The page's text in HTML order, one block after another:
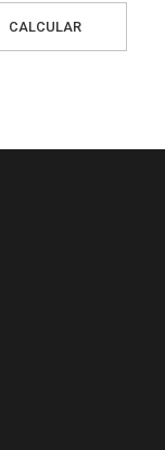
CALCULAR